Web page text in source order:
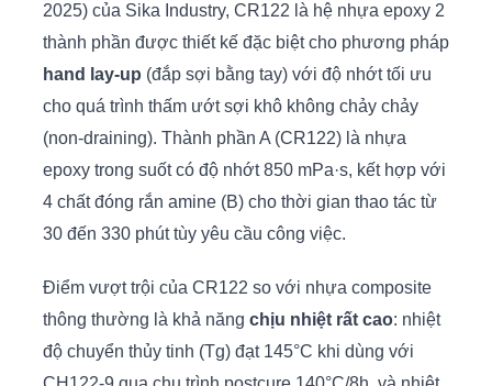
2025) của Sika Industry, CR122 là hệ nhựa epoxy 2
thành phần được thiết kế đặc biệt cho phương pháp
hand lay-up (đắp sợi bằng tay) với độ nhớt tối ưu
cho quá trình thấm ướt sợi khô không chảy chảy
(non-draining). Thành phần A (CR122) là nhựa
epoxy trong suốt có độ nhớt 850 mPa·s, kết hợp với
4 chất đóng rắn amine (B) cho thời gian thao tác từ
30 đến 330 phút tùy yêu cầu công việc.
Điểm vượt trội của CR122 so với nhựa composite
thông thường là khả năng chịu nhiệt rất cao: nhiệt
độ chuyển thủy tinh (Tg) đạt 145°C khi dùng với